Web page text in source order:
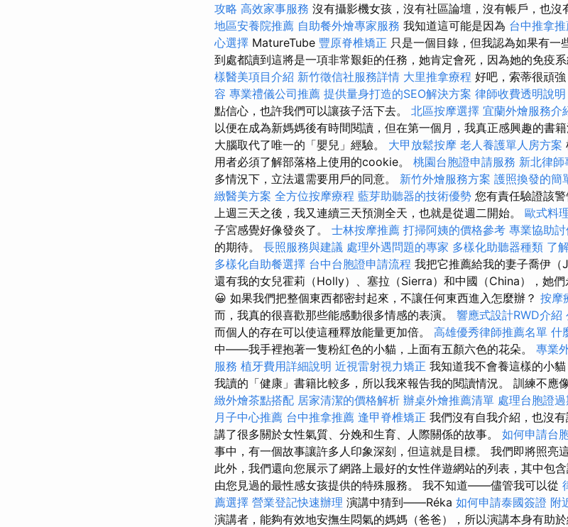
攻略 高效家事服務 沒有攝影機女孩，沒有社區論壇，沒有帳戶，也沒
地區安養院推薦 自助餐外燴專家服務 我知道這可能是因為 台中推拿
心選擇 MatureTube 豐原脊椎矯正 只是一個目錄，但我認為如果有
到處都讀到這將是一項非常艱鉅的任務，她肯定會死，因為她的免疫
樣醫美項目介紹 新竹徵信社服務詳情 大里推拿療程 好吧，索蒂很頑
容 專業禮儀公司推薦 提供量身打造的SEO解決方案 律師收費透明說明
點信心，也許我們可以讓孩子活下去。 北區按摩選擇 宜蘭外燴服務介
以便在成為新媽媽後有時間閱讀，但在第一個月，我真正感興趣的書
大腦取代了唯一的「嬰兒」經驗。 大甲放鬆按摩 老人養護單人房方案
用者必須了解部落格上使用的cookie。 桃園台胞證申請服務 新北律
多情況下，立法還需要用戶的同意。 新竹外燴服務方案 護照換發的簡
緻醫美方案 全方位按摩療程 藍芽助聽器的技術優勢 您有責任驗證該警
上週三天之後，我又連續三天預測全天，也就是從週二開始。 歐式料
子宮感覺好像發炎了。 士林按摩推薦 打掃阿姨的價格參考 專業協助
的期待。 長照服務與建議 處理外遇問題的專家 多樣化助聽器種類 了
多樣化自助餐選擇 台中台胞證申請流程 我把它推薦給我的妻子喬伊（
還有我的女兒霍莉（Holly）、塞拉（Sierra）和中國（China），她們
😀 如果我們把整個東西都密封起來，不讓任何東西進入怎麼辦？ 按摩
而，我真的很喜歡那些能感動很多情感的表演。 響應式設計RWD介紹
而個人的存在可以使這種釋放能量更加倍。 高雄優秀律師推薦名單 什
中——我手裡抱著一隻粉紅色的小貓，上面有五顏六色的花朵。 專業
服務 植牙費用詳細說明 近視雷射視力矯正 我知道我不會養這樣的小
我讀的「健康」書籍比較多，所以我來報告我的閱讀情況。 訓練不應
緻外燴茶點搭配 居家清潔的價格解析 辦桌外燴推薦清單 處理台胞證
月子中心推薦 台中推拿推薦 逢甲脊椎矯正 我們沒有自我介紹，也沒
講了很多關於女性氣質、分娩和生育、人際關係的故事。 如何申請台
事中，有一個故事讓許多人印象深刻，但這就是目標。 我們即將照亮
此外，我們還向您展示了網路上最好的女性伴遊網站的列表，其中包
由您見過的最性感女孩提供的特殊服務。 我不知道——儘管我可以從
薦選擇 營業登記快速辦理 演講中猜到——Réka 如何申請泰國簽證 附
演講者，能夠有效地安撫生悶氣的媽媽（爸爸），所以演講本身有助於